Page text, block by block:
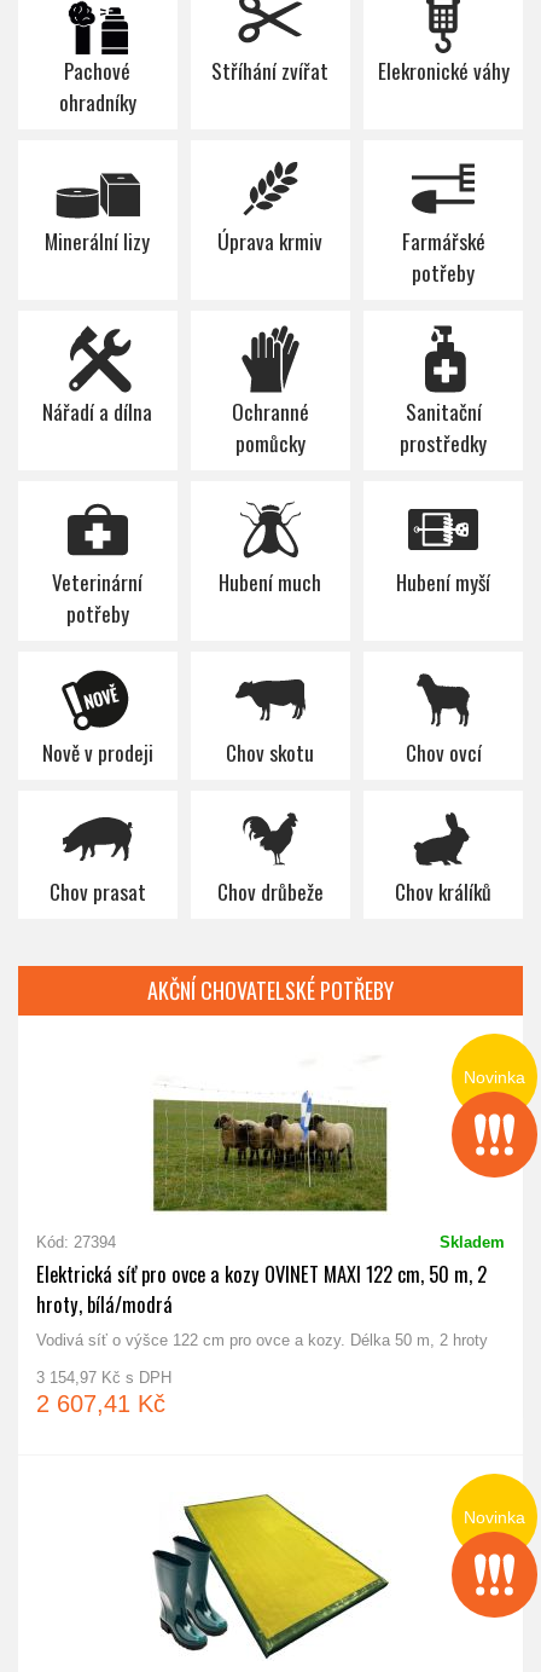
Pachové
ohradníky
Stříhání zvířat Elekronické váhy
Minerální lizy Úprava krmiv
Farmářské
potřeby
Nářadí a dílna
Ochranné
pomůcky
Sanitační
prostředky
Veterinární
potřeby
Hubení much Hubení myší
Nově v prodeji Chov skotu Chov ovcí
Chov prasat Chov drůbeže Chov králíků
AKČNÍ CHOVATELSKÉ POTŘEBY
Kód: 27394 Skladem
Elektrická síť pro ovce a kozy OVINET MAXI 122 cm, 50 m, 2
hroty, bílá/modrá
Vodivá síť o výšce 122 cm pro ovce a kozy. Délka 50 m, 2 hroty
3 154,97 Kč s DPH
2 607,41 Kč
Novinka
Novinka